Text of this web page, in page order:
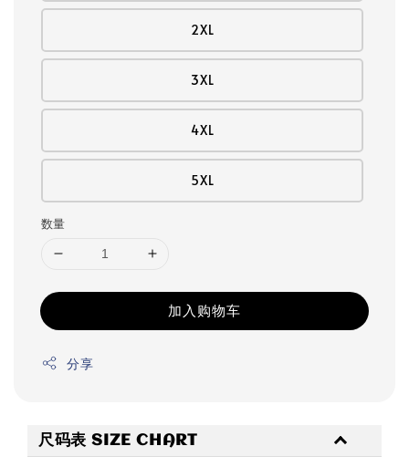
2XL
3XL
4XL
5XL
数量
加入购物车
分享
尺码表 SIZE CHART